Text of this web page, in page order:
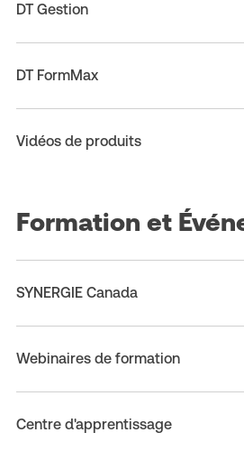
DT Gestion
DT FormMax
Vidéos de produits
Formation et
SYNERGIE Canada
Webinaires de formation
Centre d'apprentissage